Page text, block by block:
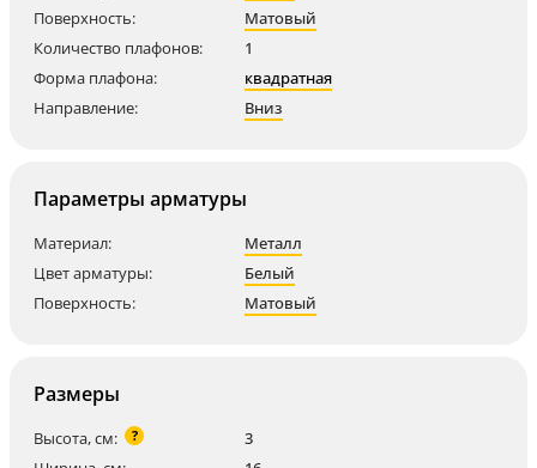
Поверхность:
Матовый
Количество плафонов:
1
Форма плафона:
квадратная
Направление:
Вниз
Параметры арматуры
Материал:
Металл
Цвет арматуры:
Белый
Поверхность:
Матовый
Размеры
Высота, см: ?
3